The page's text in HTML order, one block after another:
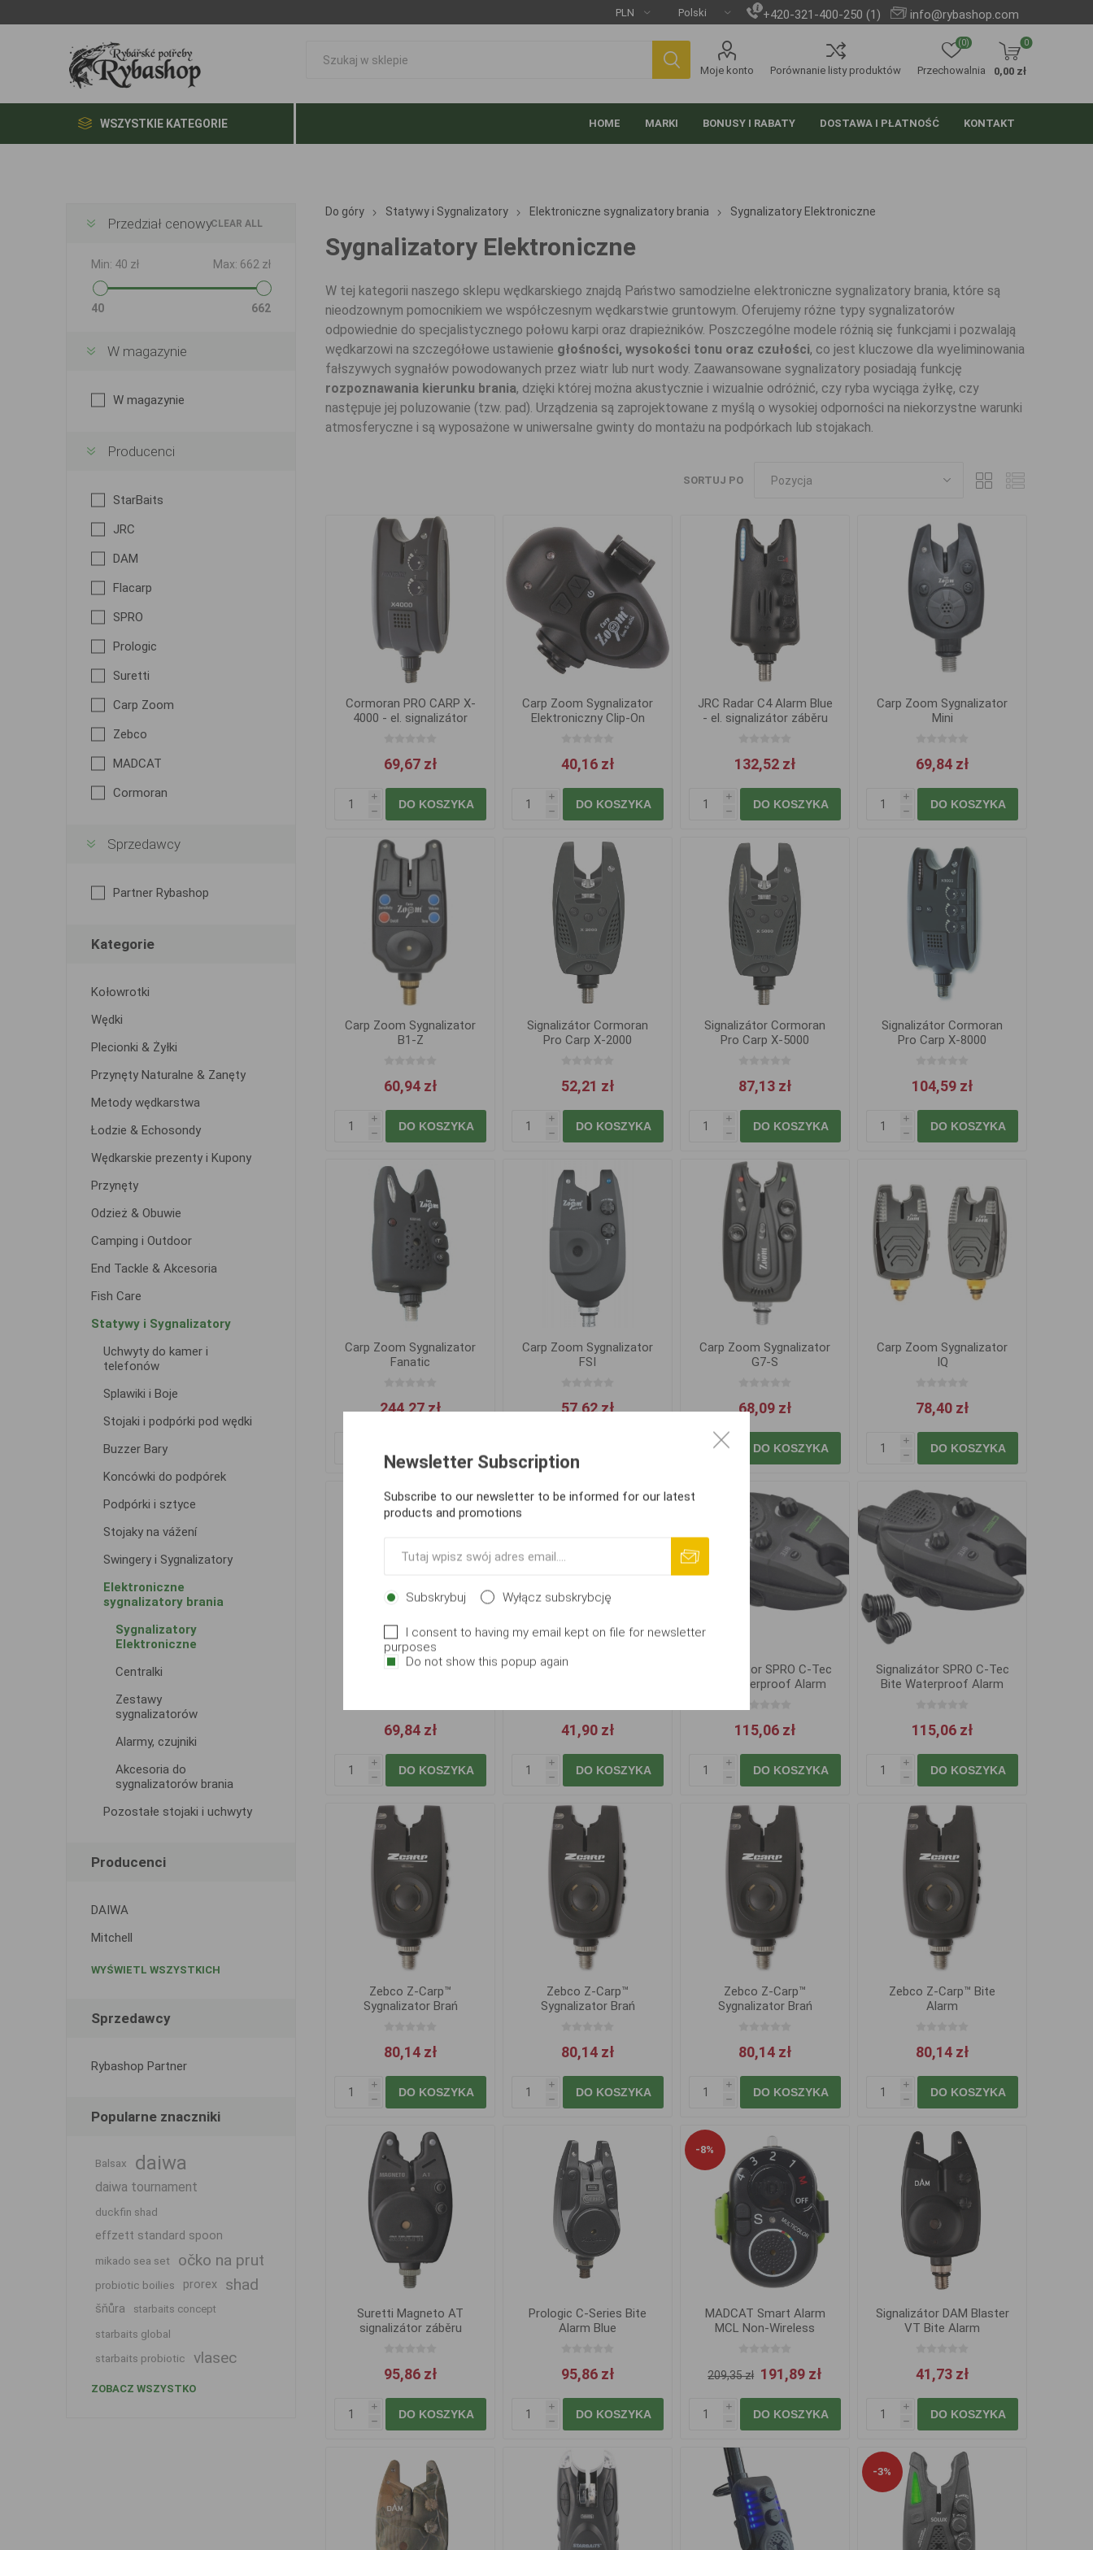
+420-321-400-250 (1) info@rybashop.com
Moje konto Porównanie listy produktów Przechowalnia
(0) 0
0,00 zł
WSZYSTKIE KATEGORIE HOME MARKI BONUSY I RABATY DOSTAWA I PŁATNOŚĆ KONTAKT
Do góry Statywy i Sygnalizatory Elektroniczne sygnalizatory brania Sygnalizatory Elektroniczne
Sygnalizatory Elektroniczne
W tej kategorii naszego sklepu wędkarskiego znajdą Państwo samodzielne elektroniczne sygnalizatory brania, które są
nieodzownym pomocnikiem we współczesnym wędkarstwie gruntowym. Oferujemy różne typy sygnalizatorów
odpowiednie do specjalistycznego połowu karpi oraz drapieżników. Poszczególne modele różnią się funkcjami i pozwalają
wędkarzowi na szczegółowe ustawienie głośności, wysokości tonu oraz czułości, co jest kluczowe dla wyeliminowania
fałszywych sygnałów powodowanych przez wiatr lub nurt wody. Zaawansowane sygnalizatory posiadają funkcję
rozpoznawania kierunku brania, dzięki której można akustycznie i wizualnie odróżnić, czy ryba wyciąga żyłkę, czy
następuje jej poluzowanie (tzw. pad). Urządzenia są zaprojektowane z myślą o wysokiej odporności na niekorzystne warunki
atmosferyczne i są wyposażone w uniwersalne gwinty do montażu na podpórkach lub stojakach.
SORTUJ PO
Cormoran PRO CARP X-
4000 - el. signalizátor
69,67 zł
i
h
DO KOSZYKA
Carp Zoom Sygnalizator
Elektroniczny Clip-On
40,16 zł
i
h
DO KOSZYKA
JRC Radar C4 Alarm Blue
- el. signalizátor záběru
132,52 zł
i
h
DO KOSZYKA
Carp Zoom Sygnalizator
Mini
69,84 zł
i
h
DO KOSZYKA
Carp Zoom Sygnalizator
B1-Z
60,94 zł
i
h
DO KOSZYKA
Signalizátor Cormoran
Pro Carp X-2000
52,21 zł
i
h
DO KOSZYKA
Signalizátor Cormoran
Pro Carp X-5000
87,13 zł
i
h
DO KOSZYKA
Signalizátor Cormoran
Pro Carp X-8000
104,59 zł
i
h
DO KOSZYKA
Carp Zoom Sygnalizator
Fanatic
244,27 zł
Carp Zoom Sygnalizator
FSI
57,62 zł
h
Carp Zoom Sygnalizator
G7-S
68,09 zł
DO KOSZYKA
Carp Zoom Sygnalizator
IQ
78,40 zł
i
h
DO KOSZYKA
Carp Zoom Sygnalizator
69,84 zł
i
h
DO KOSZYKA
Carp Zoom Sygnalizator
41,90 zł
i
h
DO KOSZYKA
Signalizátor SPRO C-Tec
Bite Waterproof Alarm
115,06 zł
i
h
DO KOSZYKA
Signalizátor SPRO C-Tec
Bite Waterproof Alarm
115,06 zł
i
h
DO KOSZYKA
Zebco Z-Carp™
Sygnalizator Brań
80,14 zł
i
h
DO KOSZYKA
Zebco Z-Carp™
Sygnalizator Brań
80,14 zł
i
h
DO KOSZYKA
Zebco Z-Carp™
Sygnalizator Brań
80,14 zł
i
h
DO KOSZYKA
Zebco Z-Carp™ Bite
Alarm
80,14 zł
i
h
DO KOSZYKA
Suretti Magneto AT
signalizátor záběru
95,86 zł
i
h
DO KOSZYKA
Prologic C-Series Bite
Alarm Blue
95,86 zł
i
h
DO KOSZYKA
-8%
MADCAT Smart Alarm
MCL Non-Wireless
209,35 zł 191,89 zł
i
h
DO KOSZYKA
Signalizátor DAM Blaster
VT Bite Alarm
41,73 zł
i
h
DO KOSZYKA
-3%
CLEAR ALL
Przedział cenowy
Min: 40 zł Max: 662 zł
40 662
W magazynie
W magazynie
Producenci
StarBaits
JRC
DAM
Flacarp
SPRO
Prologic
Suretti
Carp Zoom
Zebco
MADCAT
Cormoran
Sprzedawcy
Partner Rybashop
Kategorie
Kołowrotki
Wędki
Plecionki & Żyłki
Przynęty Naturalne & Zanęty
Metody wędkarstwa
Łodzie & Echosondy
Wędkarskie prezenty i Kupony
Przynęty
Odzież & Obuwie
Camping i Outdoor
End Tackle & Akcesoria
Fish Care
Statywy i Sygnalizatory
Uchwyty do kamer i
telefonów
Splawiki i Boje
Stojaki i podpórki pod wędki
Buzzer Bary
Koncówki do podpórek
Podpórki i sztyce
Stojaky na vážení
Swingery i Sygnalizatory
Elektroniczne
sygnalizatory brania
Sygnalizatory
Elektroniczne
Centralki
Zestawy
sygnalizatorów
Alarmy, czujniki
Akcesoria do
sygnalizatorów brania
Pozostałe stojaki i uchwyty
Producenci
DAIWA
Mitchell
WYŚWIETL WSZYSTKICH
Sprzedawcy
Rybashop Partner
Popularne znaczniki
Balsax daiwa
daiwa tournament
duckfin shad
effzett standard spoon
mikado sea set očko na prut
probiotic boilies prorex shad
šňůra starbaits concept
starbaits global
starbaits probiotic
vlasec
ZOBACZ WSZYSTKO
Newsletter Subscription
Subscribe to our newsletter to be informed for our latest
products and promotions
Subskrybuj Wyłącz subskrybcję
I consent to having my email kept on file for newsletter
purposes
Do not show this popup again